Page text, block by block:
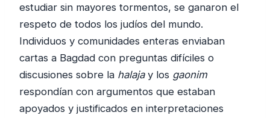
estudiar sin mayores tormentos, se ganaron el
respeto de todos los judíos del mundo.
Individuos y comunidades enteras enviaban
cartas a Bagdad con preguntas difíciles o
discusiones sobre la halaja y los gaonim
respondían con argumentos que estaban
apoyados y justificados en interpretaciones